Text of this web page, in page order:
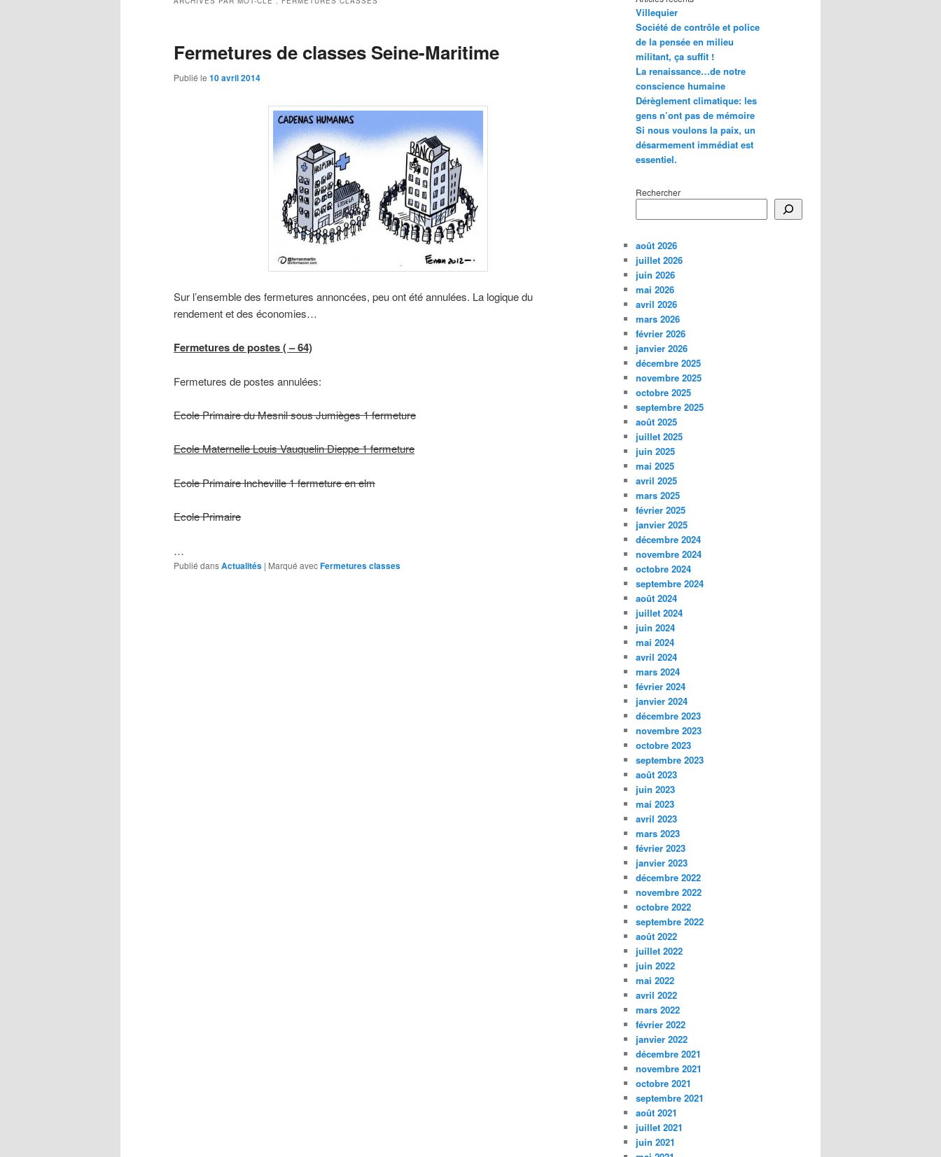
Fermetures de classes Seine-Maritime
Publié le 10 avril 2014
Sur l’ensemble des fermetures annoncées, peu ont été annulées. La logique du
rendement et des économies…
Fermetures de postes ( – 64)
Fermetures de postes annulées:
Ecole Primaire du Mesnil sous Jumièges 1 fermeture
Ecole Maternelle Louis Vauquelin Dieppe 1 fermeture
Ecole Primaire Incheville 1 fermeture en elm
Ecole Primaire
…
Publié dansActualités | Marqué avecFermetures classes
Villequier
Société de contrôle et police
de la pensée en milieu
militant, ça suffit !
La renaissance…de notre
conscience humaine
Dérèglement climatique: les
gens n’ont pas de mémoire
Si nous voulons la paix, un
désarmement immédiat est
essentiel.
Rechercher
août 2026
juillet 2026
juin 2026
mai 2026
avril 2026
mars 2026
février 2026
janvier 2026
décembre 2025
novembre 2025
octobre 2025
septembre 2025
août 2025
juillet 2025
juin 2025
mai 2025
avril 2025
mars 2025
février 2025
janvier 2025
décembre 2024
novembre 2024
octobre 2024
septembre 2024
août 2024
juillet 2024
juin 2024
mai 2024
avril 2024
mars 2024
février 2024
janvier 2024
décembre 2023
novembre 2023
octobre 2023
septembre 2023
août 2023
juin 2023
mai 2023
avril 2023
mars 2023
février 2023
janvier 2023
décembre 2022
novembre 2022
octobre 2022
septembre 2022
août 2022
juillet 2022
juin 2022
mai 2022
avril 2022
mars 2022
février 2022
janvier 2022
décembre 2021
novembre 2021
octobre 2021
septembre 2021
août 2021
juillet 2021
juin 2021